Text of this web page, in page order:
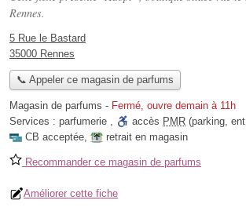
Rennes.
5 Rue le Bastard
35000 Rennes
📞 Appeler ce magasin de parfums
Magasin de parfums - Fermé, ouvre demain à 11h
Services : parfumerie , accès PMR (parking,
CB acceptée, retrait en magasin
Recommander ce magasin de parfums
Améliorer cette fiche